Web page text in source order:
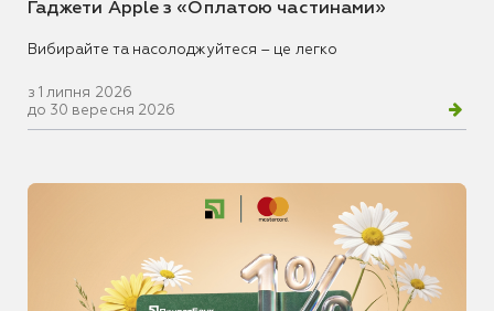
Гаджети Apple з «Оплатою частинами»
Вибирайте та насолоджуйтеся – це легко
з 1 липня 2026
до 30 вересня 2026